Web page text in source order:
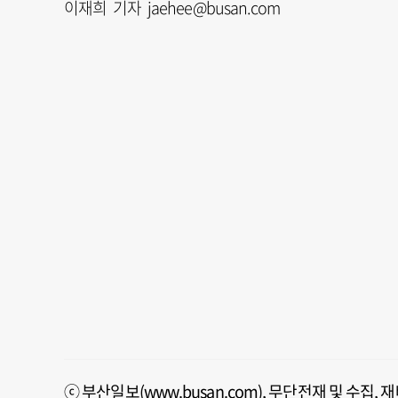
이재희 기자 jaehee@busan.com
ⓒ 부산일보(www.busan.com), 무단전재 및 수집,